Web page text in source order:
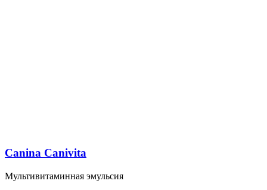
Canina Canivita
Мультивитаминная эмульсия